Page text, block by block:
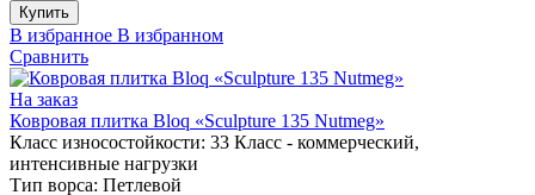
Купить
В избранное В избранном
Сравнить
На заказ
Ковровая плитка Bloq «Sculpture 135 Nutmeg»
Класс износостойкости: 33 Класс - коммерческий,
интенсивные нагрузки
Тип ворса: Петлевой